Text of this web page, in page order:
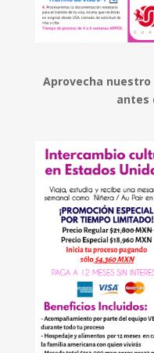
Aprovecha
antes